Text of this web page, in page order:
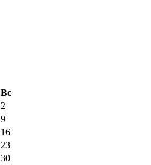
Вс
2
9
16
23
30